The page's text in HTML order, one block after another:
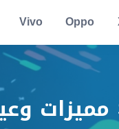
Oppo
Vivo